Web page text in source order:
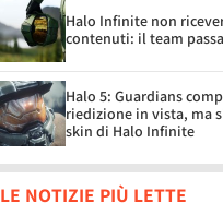
Halo Infinite non
contenuti: il team
Halo 5: Guardians
riedizione in vista, ma
skin di Halo Infinite
LE NOTIZIE PIÙ LETTE